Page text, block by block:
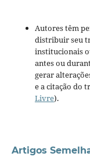
Autores têm
distribuir seu
institucionais
antes ou
gerar
e a citação do
Livre).
Artigos